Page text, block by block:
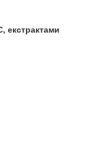
екстрактами